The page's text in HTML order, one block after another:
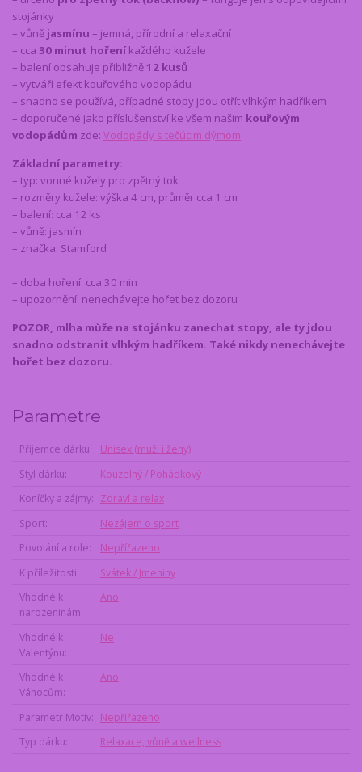
stojánky
– vůně jasmínu – jemná, přírodní a relaxační
– cca 30 minut hoření každého kužele
– balení obsahuje přibližně12 kusů
– vytváří efekt kouřového vodopádu
– snadno se používá, případné stopy jdou otřít vlhkým hadříkem
– doporučené jako příslušenství ke všem našim kouřovým
vodopádům zde: Vodopády s tečúcim dýmom
Základní parametry:
– typ: vonné kužely pro zpětný tok
– rozměry kužele: výška 4 cm, průměr cca 1 cm
– balení: cca 12 ks
– vůně: jasmín
– značka: Stamford
– doba hoření: cca 30 min
– upozornění: nenechávejte hořet bez dozoru
POZOR, mlha může na stojánku zanechat stopy, ale ty jdou
snadno odstranit vlhkým hadříkem. Také nikdy nenechávejte
hořet bez dozoru.
Parametre
Příjemce dárku
Unisex (muži i ženy)
Styl dárku
Kouzelný / Pohádkový
Koníčky a zájmy
Zdraví a relax
Sport
Nezájem o sport
Povolání a role
Nepřířazeno
K příležitosti
Svátek / Jmeniny
Vhodné k
narozeninám
Ano
Vhodné k
Valentýnu
Ne
Vhodné k
Vánocům
Ano
Parametr Motiv
Nepřiřazeno
Typ dárku
Relaxace, vůně a wellness